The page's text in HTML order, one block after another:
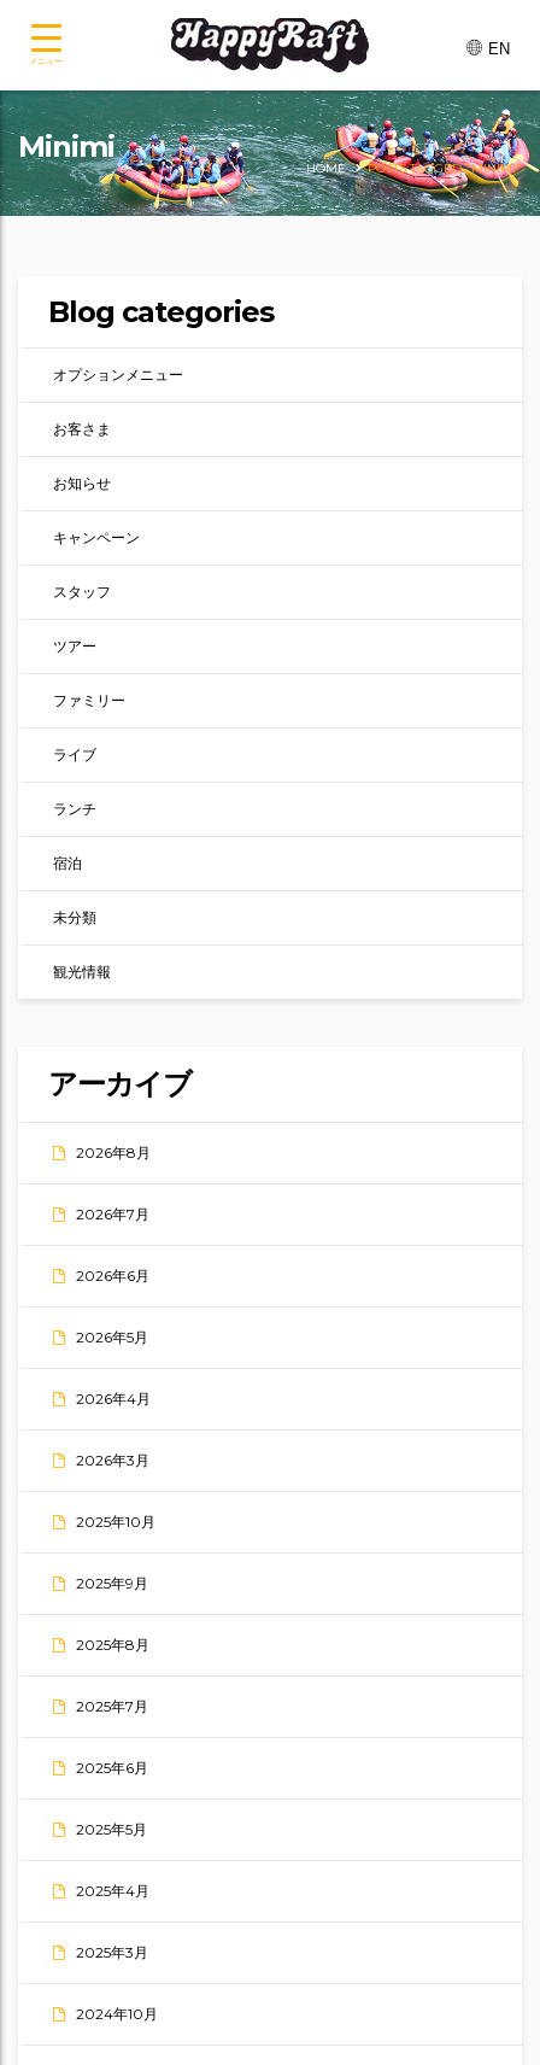
EN
Minimi
HOME POSTS TAGGED "MINIMI"
Blog categories
オプションメニュー
お客さま
お知らせ
キャンペーン
スタッフ
ツアー
ファミリー
ライブ
ランチ
宿泊
未分類
観光情報
アーカイブ
2026年8月
2026年7月
2026年6月
2026年5月
2026年4月
2026年3月
2025年10月
2025年9月
2025年8月
2025年7月
2025年6月
2025年5月
2025年4月
2025年3月
2024年10月
メニュー